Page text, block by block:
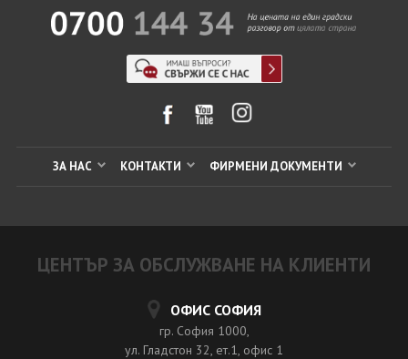
ЗА НАС КОНТАКТИ ФИРМЕНИ ДОКУМЕНТИ
ЦЕНТЪР ЗА ОБСЛУЖВАНЕ НА КЛИЕНТИ
ОФИС СОФИЯ
гр. София 1000,
ул. Гладстон 32, ет.1, офис 1